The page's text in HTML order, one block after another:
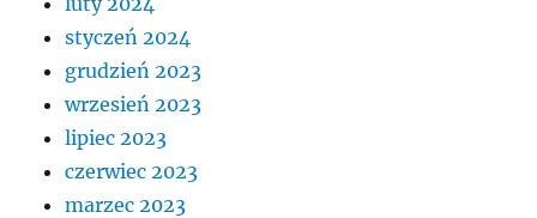
styczeń 2024
grudzień 2023
wrzesień 2023
lipiec 2023
czerwiec 2023
marzec 2023